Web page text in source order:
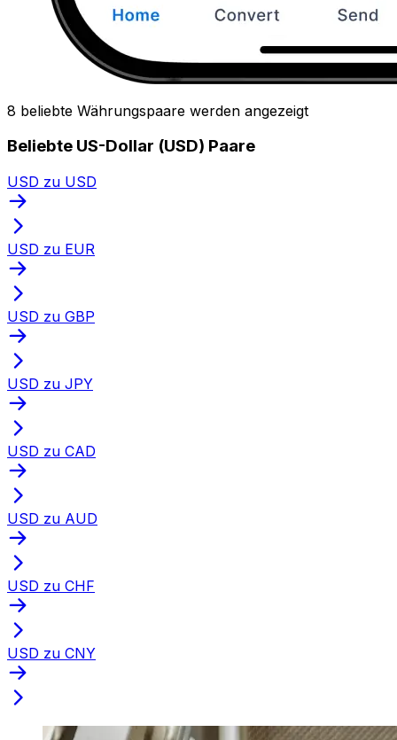
8 beliebte Währungspaare werden angezeigt
Beliebte US-Dollar (USD) Paare
USD zu USD
USD zu EUR
USD zu GBP
USD zu JPY
USD zu CAD
USD zu AUD
USD zu CHF
USD zu CNY